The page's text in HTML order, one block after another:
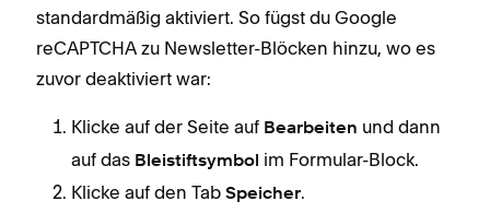
standardmäßig aktiviert. So fügst du Google
reCAPTCHA zu Newsletter-Blöcken hinzu, wo es
zuvor deaktiviert war:
Klicke auf der Seite auf Bearbeiten und dann
auf das Bleistiftsymbol im Formular-Block.
Klicke auf den Tab Speicher.